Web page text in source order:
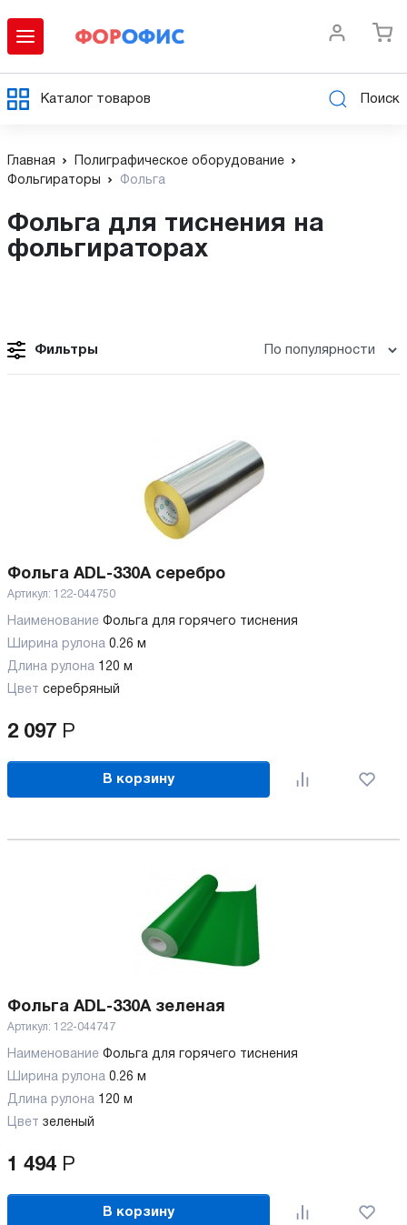
Каталог товаров Поиск
Главная
Полиграфическое оборудование
Фольгираторы
Фольга
Фольга для тиснения на
фольгираторах
Фильтры
Фольга ADL-330A серебро
Артикул: 122-044750
Наименование Фольга для горячего тиснения
Ширина рулона 0.26 м
Длина рулона 120 м
Цвет серебряный
2 097 Р
В корзину
Фольга ADL-330A зеленая
Артикул: 122-044747
Наименование Фольга для горячего тиснения
Ширина рулона 0.26 м
Длина рулона 120 м
Цвет зеленый
1 494 Р
В корзину